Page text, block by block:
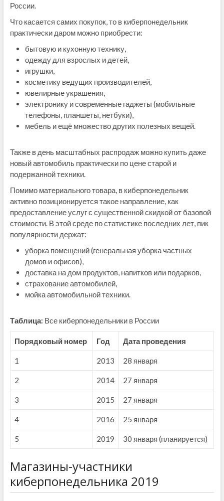
России.
Что касается самих покупок, то в киберпонедельник
практически даром можно приобрести:
бытовую и кухонную технику,
одежду для взрослых и детей,
игрушки,
косметику ведущих производителей,
ювелирные украшения,
электронику и современные гаджеты (мобильные
телефоны, планшеты, нетбуки),
мебель и ещё множество других полезных вещей.
Также в день масштабных распродаж можно купить даже
новый автомобиль практически по цене старой и
подержанной техники.
Помимо материального товара, в киберпонедельник
активно позиционируется такое направление, как
предоставление услуг с существенной скидкой от базовой
стоимости. В этой среде по статистике последних лет, пик
популярности держат:
уборка помещений (генеральная уборка частных
домов и офисов),
доставка на дом продуктов, напитков или подарков,
страхование автомобилей,
мойка автомобильной техники.
Таблица: Все киберпонедельники в России
Порядковый номер Год Дата проведения
1 2013 28 января
2 2014 27 января
3 2015 27 января
4 2016 25 января
5 2019 30 января (планируется)
Магазины-участники
киберпонедельника 2019